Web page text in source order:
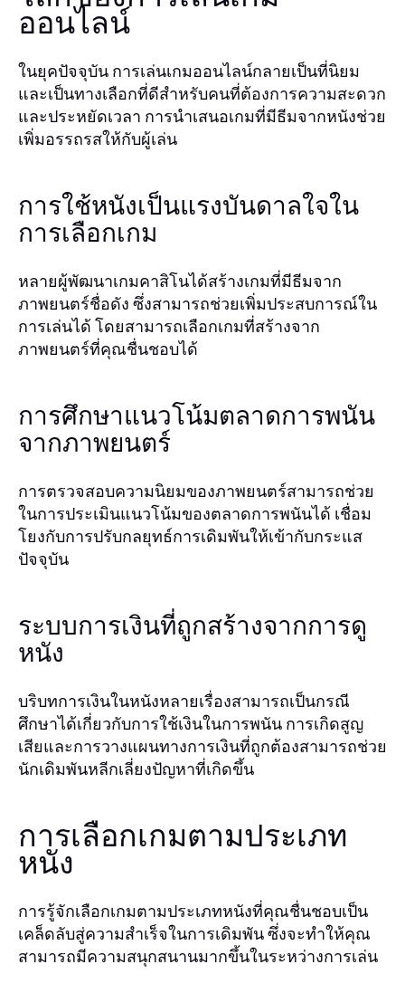
ออนไลน์
ในยุคปัจจุบัน การเล่นเกมออนไลน์กลายเป็นที่นิยม
และเป็นทางเลือกที่ดีสำหรับคนที่ต้องการความสะดวก
และประหยัดเวลา การนำเสนอเกมที่มีธีมจากหนังช่วย
เพิ่มอรรถรสให้กับผู้เล่น
การใช้หนังเป็นแรงบันดาลใจใน
การเลือกเกม
หลายผู้พัฒนาเกมคาสิโนได้สร้างเกมที่มีธีมจาก
ภาพยนตร์ชื่อดัง ซึ่งสามารถช่วยเพิ่มประสบการณ์ใน
การเล่นได้ โดยสามารถเลือกเกมที่สร้างจาก
ภาพยนตร์ที่คุณชื่นชอบได้
การศึกษาแนวโน้มตลาดการพนัน
จากภาพยนตร์
การตรวจสอบความนิยมของภาพยนตร์สามารถช่วย
ในการประเมินแนวโน้มของตลาดการพนันได้ เชื่อม
โยงกับการปรับกลยุทธ์การเดิมพันให้เข้ากับกระแส
ปัจจุบัน
ระบบการเงินที่ถูกสร้างจากการดู
หนัง
บริบทการเงินในหนังหลายเรื่องสามารถเป็นกรณี
ศึกษาได้เกี่ยวกับการใช้เงินในการพนัน การเกิดสูญ
เสียและการวางแผนทางการเงินที่ถูกต้องสามารถช่วย
นักเดิมพันหลีกเลี่ยงปัญหาที่เกิดขึ้น
การเลือกเกมตามประเภท
หนัง
การรู้จักเลือกเกมตามประเภทหนังที่คุณชื่นชอบเป็น
เคล็ดลับสู่ความสำเร็จในการเดิมพัน ซึ่งจะทำให้คุณ
สามารถมีความสนุกสนานมากขึ้นในระหว่างการเล่น